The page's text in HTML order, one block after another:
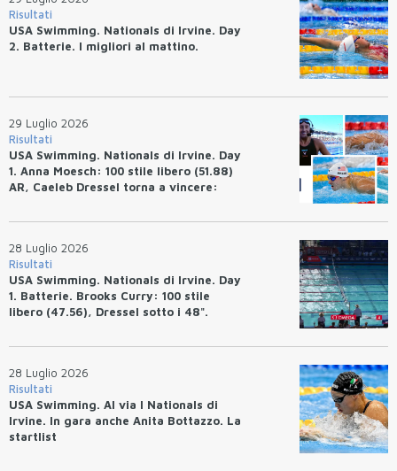
Risultati
USA Swimming. Nationals di Irvine. Day
2. Batterie. I migliori al mattino.
29 Luglio 2026
Risultati
USA Swimming. Nationals di Irvine. Day
1. Anna Moesch: 100 stile libero (51.88)
AR, Caeleb Dressel torna a vincere:
28 Luglio 2026
Risultati
USA Swimming. Nationals di Irvine. Day
1. Batterie. Brooks Curry: 100 stile
libero (47.56), Dressel sotto i 48".
28 Luglio 2026
Risultati
USA Swimming. Al via I Nationals di
Irvine. In gara anche Anita Bottazzo. La
startlist